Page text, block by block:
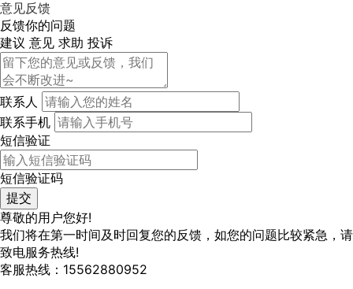
意见反馈
反馈你的问题
建议 意见 求助 投诉
联系人
联系手机
短信验证
短信验证码
尊敬的用户您好!
我们将在第一时间及时回复您的反馈，如您的问题比较紧急，请
致电服务热线!
客服热线：15562880952